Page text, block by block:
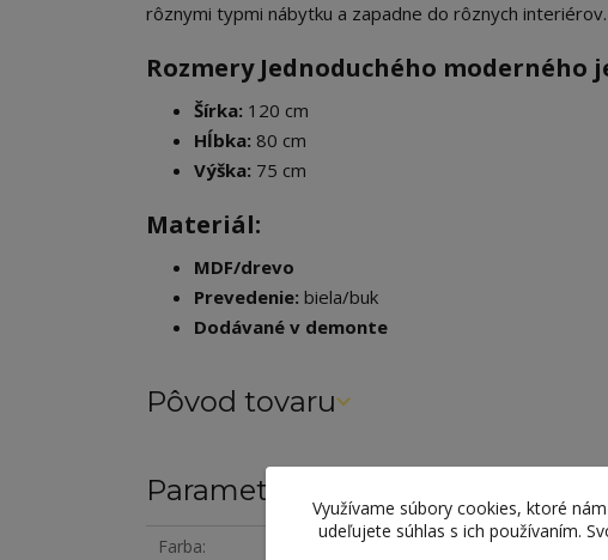
rôznymi typmi nábytku a zapadne do rôznych interiérov.
Rozmery Jednoduchého moderného
Šírka: 120 cm
Hĺbka: 80 cm
Výška: 75 cm
Materiál:
MDF/drevo
Prevedenie: biela/buk
Dodávané v demonte
Pôvod tovaru
Parametre
Farba
Využívame súbory cookies, ktoré
udeľujete súhlas s ich používaním.